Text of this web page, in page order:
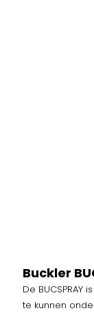
Buckler
De
te kunnen